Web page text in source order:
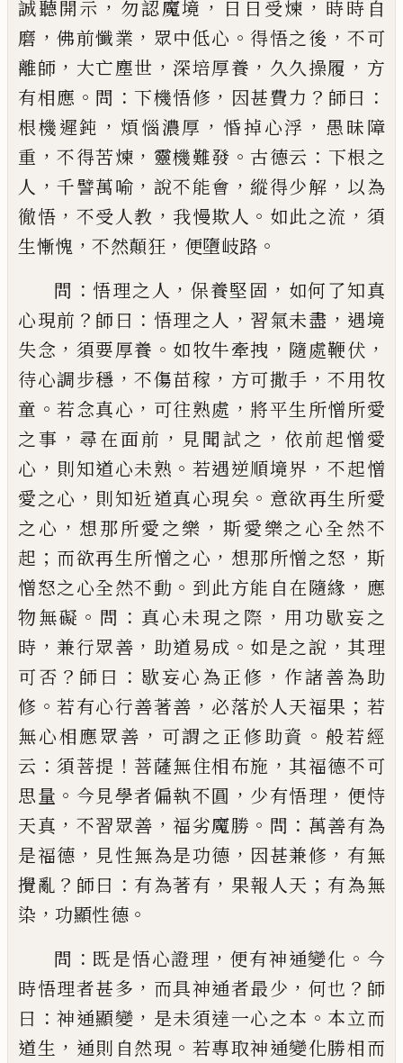
誠聽開示 ， 勿認魔境 ， 日日受煉 ， 時時自
磨 ，佛前懺業 ， 眾中低心 。 得悟之後 ，不可
離師 ， 大亡塵世 ， 深培厚養 ， 久久操履 ， 方
有相應 。 問 ： 下機悟修 ， 因甚費力 ？ 師曰 ：
根機遲鈍 ， 煩惱濃厚 ， 惛掉心浮 ， 愚昧障
重 ，不得苦煉 ， 靈機難發 。 古德云 ： 下根之
人 ，千譬萬喻 ， 說不能會 ， 縱得少解 ， 以為
徹悟 ， 不受人教 ， 我慢欺人 。 如此之流 ， 須
生慚愧 ， 不然顛狂 ， 便墮岐路 。
問 ：悟理之人 ，保養堅固 ， 如何了知真
心現前 ？ 師曰 ： 悟理之人 ， 習氣未盡 ， 遇境
失念 ， 須要厚養 。 如牧牛牽拽 ， 隨處鞭伏 ，
待心調步穩 ，不傷苗稼 ， 方可撒手 ，不用牧
童 。若念真心 ， 可往熟處 ， 將平生所憎所愛
之事 ， 尋在面前 ， 見聞試之 ， 依前起憎愛
心 ， 則知道心未熟 。 若遇逆順境界 ，不起憎
愛之心 ， 則知近道真心現矣 。 意欲再生所愛
之心 ， 想那所愛之樂 ， 斯愛樂之心全然不
起 ； 而欲再生所憎之心 ， 想那所憎之怒 ， 斯
憎怒之心全然不動 。 到此方能自在隨緣 ， 應
物無礙 。 問 ： 真心未現之際 ， 用功歇妄之
時 ，兼行眾善 ， 助道易成 。 如是之說 ，其理
可否 ？ 師曰 ： 歇妄心為正修 ， 作諸善為助
修 。若有心行善著善 ， 必落於人天福果 ； 若
無心相應眾善 ， 可謂之正修助資 。 般若經
云 ： 須菩提 ！ 菩薩無住相布施 ，其福德不可
思量 。 今見學者偏執不圓 ， 少有悟理 ， 便恃
天真 ， 不習眾善 ，福劣魔勝 。 問 ： 萬善有為
是福德 ， 見性無為是功德 ， 因甚兼修 ， 有無
攪亂 ？ 師曰 ： 有為著有 ， 果報人天 ； 有為無
染 ， 功顯性德 。
問 ： 既是悟心證理 ， 便有神通變化 。 今
時悟理者甚多 ， 而具神通者最少 ， 何也 ？ 師
曰 ：神通顯變 ， 是未須達一心之本 。本立而
道生 ， 通則自然現 。 若專取神通變化勝相而